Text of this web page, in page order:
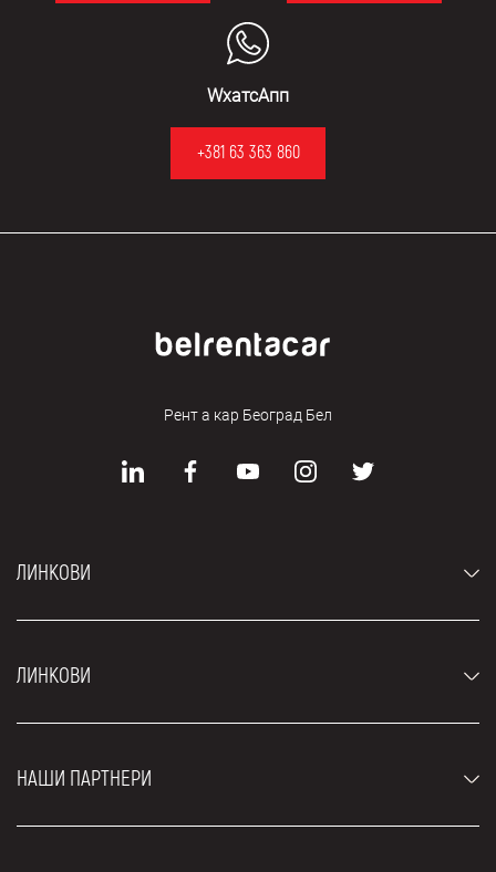
WхатсАпп
+381 63 363 860
Рент а кар Београд Бел
ЛИНКОВИ
Луксузни аутомобили
ЛИНКОВИ
Блог
НАШИ ПАРТНЕРИ